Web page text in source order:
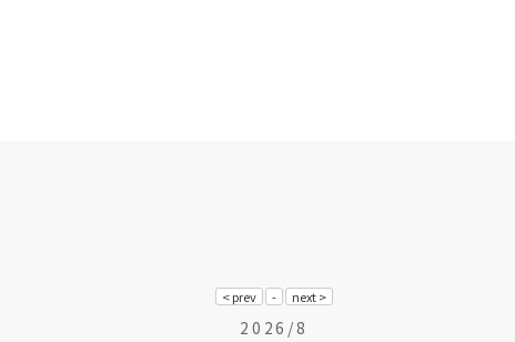
2026/8